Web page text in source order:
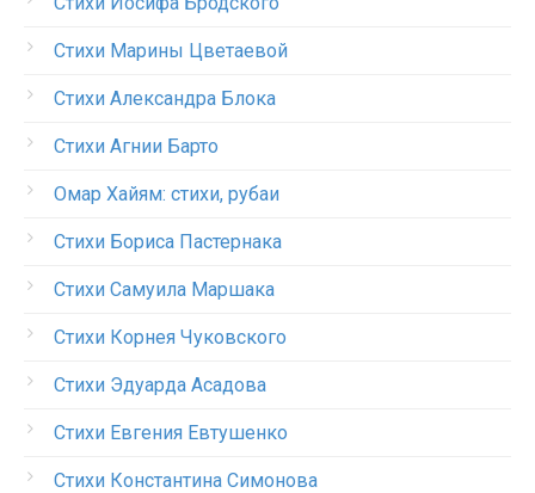
Стихи Марины Цветаевой
Стихи Александра Блока
Стихи Агнии Барто
Омар Хайям: стихи, рубаи
Стихи Бориса Пастернака
Стихи Самуила Маршака
Стихи Корнея Чуковского
Стихи Эдуарда Асадова
Стихи Евгения Евтушенко
Стихи Константина Симонова